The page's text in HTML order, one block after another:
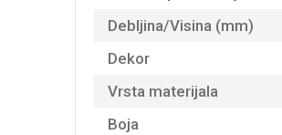
Debljina/Visina (mm)
Dekor
Vrsta materijala
Boja